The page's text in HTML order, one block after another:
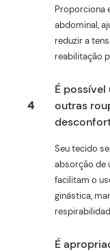
Proporciona
abdominal,
reduzir a
reabilitação
4
É
outras
Seu tecido
absorção de
facilitam o
ginástica,
É